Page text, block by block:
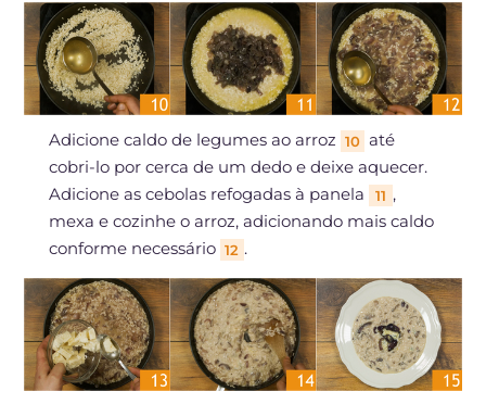
Adicione caldo de legumes ao arroz 10 até
cobri-lo por cerca de um dedo e deixe aquecer.
Adicione as cebolas refogadas à panela
11 ,
mexa e cozinhe o arroz, adicionando mais caldo
conforme necessário 12 .